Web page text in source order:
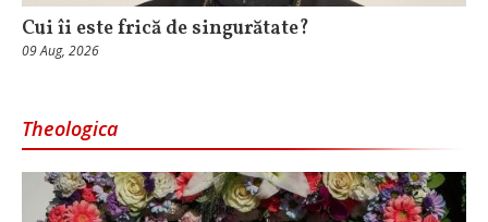
Cui îi este frică de singurătate?
09 Aug, 2026
Theologica